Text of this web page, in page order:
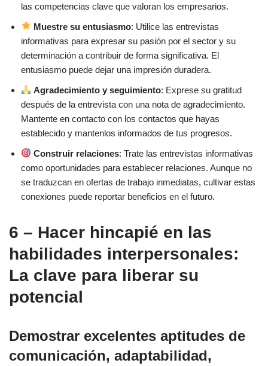
las competencias clave que valoran los empresarios.
Muestre su entusiasmo: Utilice las entrevistas
informativas para expresar su pasión por el sector y su
determinación a contribuir de forma significativa. El
entusiasmo puede dejar una impresión duradera.
Agradecimiento y seguimiento: Exprese su gratitud
después de la entrevista con una nota de agradecimiento.
Mantente en contacto con los contactos que hayas
establecido y mantenlos informados de tus progresos.
Construir relaciones: Trate las entrevistas informativas
como oportunidades para establecer relaciones. Aunque no
se traduzcan en ofertas de trabajo inmediatas, cultivar estas
conexiones puede reportar beneficios en el futuro.
6 – Hacer hincapié en las
habilidades interpersonales:
La clave para liberar su
potencial
Demostrar excelentes aptitudes de
comunicación, adaptabilidad,